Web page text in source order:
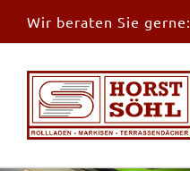
Inhalt
Wir beraten Sie gerne: